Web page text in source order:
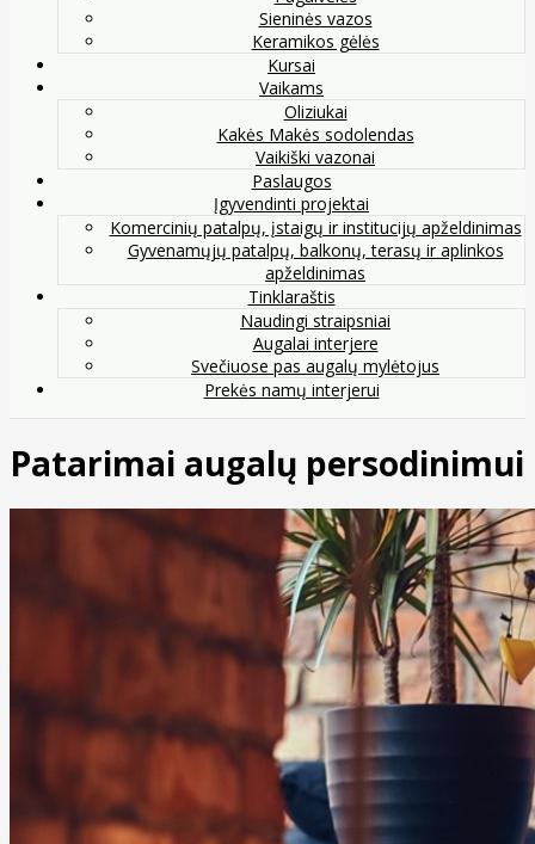
Sieninės vazos
Keramikos gėlės
Kursai
Vaikams
Oliziukai
Kakės Makės sodolendas
Vaikiški vazonai
Paslaugos
Įgyvendinti projektai
Komercinių patalpų, įstaigų ir institucijų apželdinimas
Gyvenamųjų patalpų, balkonų, terasų ir aplinkos
apželdinimas
Tinklaraštis
Naudingi straipsniai
Augalai interjere
Svečiuose pas augalų mylėtojus
Prekės namų interjerui
Patarimai augalų persodinimui